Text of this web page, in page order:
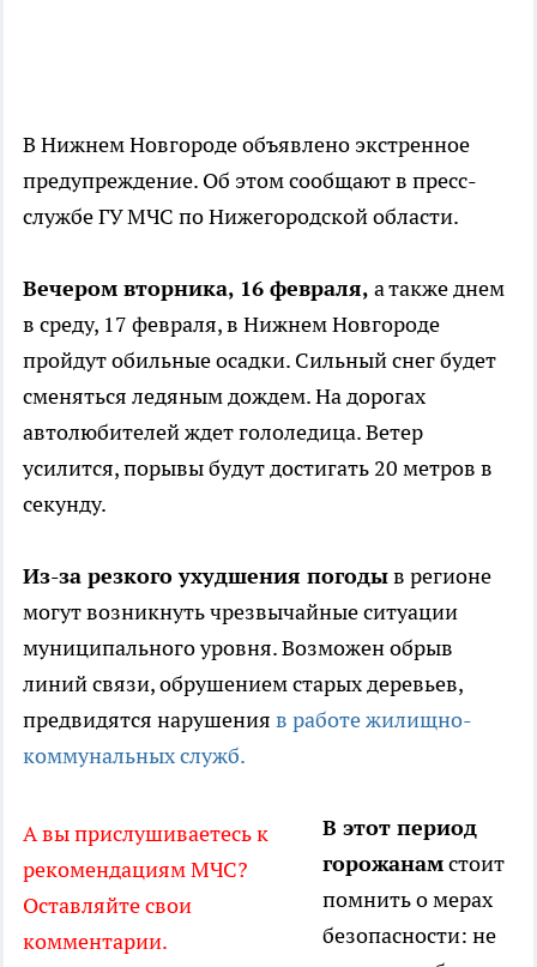
В Нижнем Новгороде объявлено экстренное
предупреждение. Об этом сообщают в пресс-
службе ГУ МЧС по Нижегородской области.
Вечером вторника, 16 февраля, а также днем
в среду, 17 февраля, в Нижнем Новгороде
пройдут обильные осадки. Сильный снег будет
сменяться ледяным дождем. На дорогах
автолюбителей ждет гололедица. Ветер
усилится, порывы будут достигать 20 метров в
секунду.
Из-за резкого ухудшения погодыв регионе
могут возникнуть чрезвычайные ситуации
муниципального уровня. Возможен обрыв
линий связи, обрушением старых деревьев,
предвидятся нарушения в работе жилищно-
коммунальных служб.
А вы прислушиваетесь к
рекомендациям МЧС?
Оставляйте свои
комментарии.
В этот период
горожанамстоит
помнить о мерах
безопасности: не